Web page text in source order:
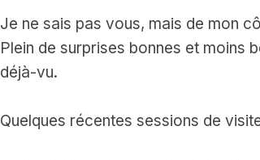
Je ne sais pas vous, mais de mon
Plein de surprises bonnes et moins
déjà-vu.
Quelques récentes sessions de